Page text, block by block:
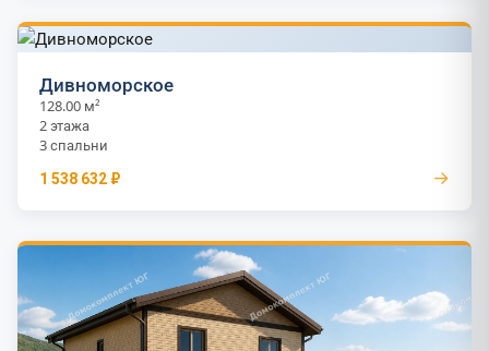
Дивноморское
128.00 м²
2 этажа
3 спальни
1 538 632 ₽ →